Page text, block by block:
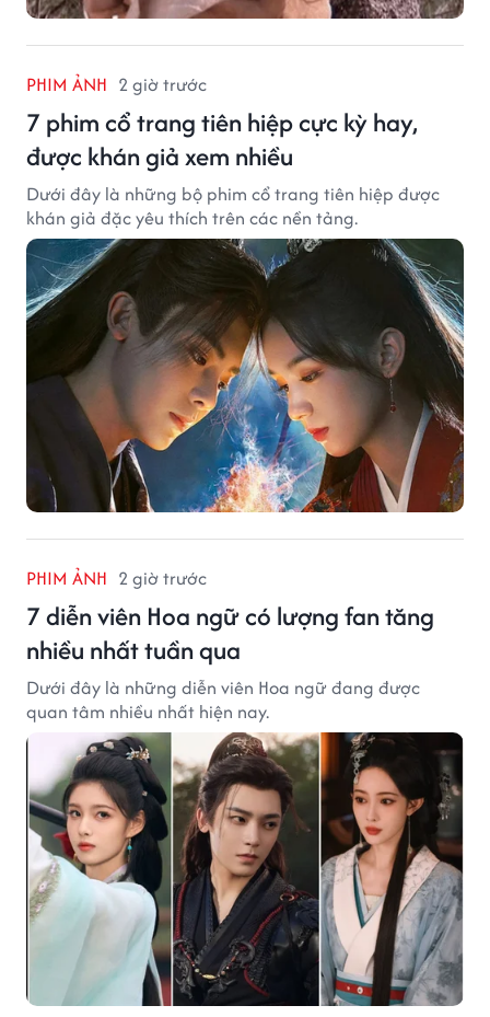
PHIM ẢNH 2 giờ trước
7 phim cổ trang tiên hiệp cực kỳ hay,
được khán giả xem nhiều
Dưới đây là những bộ phim cổ trang tiên hiệp được
khán giả đặc yêu thích trên các nền tảng.
PHIM ẢNH 2 giờ trước
7 diễn viên Hoa ngữ có lượng fan tăng
nhiều nhất tuần qua
Dưới đây là những diễn viên Hoa ngữ đang được
quan tâm nhiều nhất hiện nay.